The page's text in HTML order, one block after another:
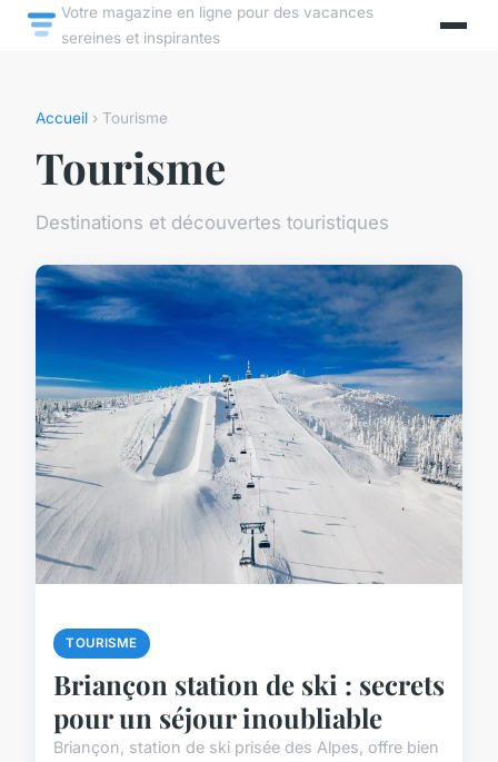
Votre magazine en ligne pour des vacances
sereines et inspirantes
Accueil › Tourisme
Tourisme
Destinations et découvertes touristiques
TOURISME
Briançon station de ski : secrets
pour un séjour inoubliable
Briançon, station de ski prisée des Alpes, offre bien